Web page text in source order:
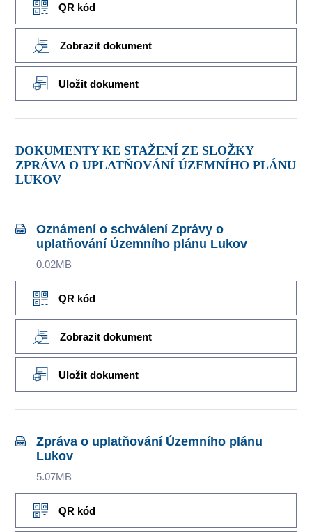
QR kód
Zobrazit dokument
Uložit dokument
DOKUMENTY KE STAŽENÍ ZE SLOŽKY
ZPRÁVA O UPLATŇOVÁNÍ ÚZEMNÍHO PLÁNU
LUKOV
Oznámení o schválení Zprávy o
uplatňování Územního plánu Lukov
0.02MB
QR kód
Zobrazit dokument
Uložit dokument
Zpráva o uplatňování Územního plánu
Lukov
5.07MB
QR kód